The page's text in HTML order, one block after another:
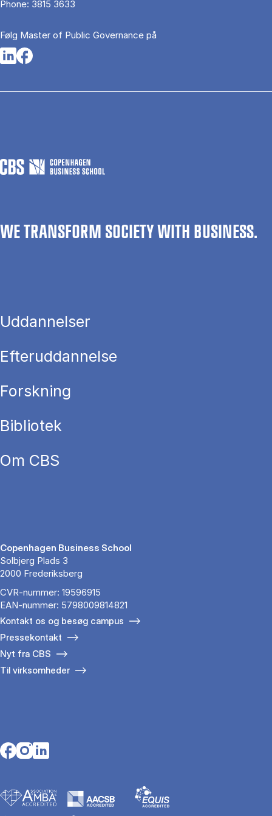
Phone: 3815 3633
Følg Master of Public Governance på
Opens in a new tab
Opens in a new tab
WE TRANSFORM SOCIETY WITH BUSINESS.
Uddannelser
Efteruddannelse
Forskning
Bibliotek
Om CBS
Copenhagen Business School
Solbjerg Plads 3
2000 Frederiksberg
CVR-nummer: 19596915
EAN-nummer: 5798009814821
Kontakt os og besøg campus
Pressekontakt
Nyt fra CBS
Til virksomheder
Opens in a new tab
Opens in a new tab
Opens in a new tab